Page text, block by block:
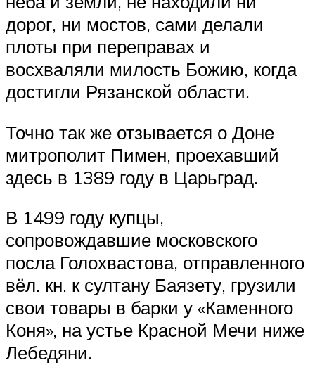
дорог, ни мостов, сами делали
плоты при переправах и
восхваляли милость Божию, когда
достигли Рязанской области.
Точно так же отзывается о Доне
митрополит Пимен, проехавший
здесь в 1389 году в Царьград.
В 1499 году купцы,
сопровождавшие московского
посла Голохвастова, отправленного
вёл. кн. к султану Баязету, грузили
свои товары в барки у «Каменного
Коня», на устье Красной Мечи ниже
Лебедяни.